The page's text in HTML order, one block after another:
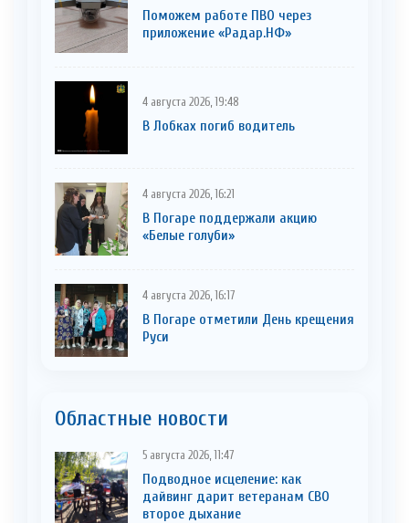
Поможем работе ПВО через
приложение «Радар.НФ»
4 августа 2026, 19:48
В Лобках погиб водитель
4 августа 2026, 16:21
В Погаре поддержали акцию
«Белые голуби»
4 августа 2026, 16:17
В Погаре отметили День крещения
Руси
Областные новости
5 августа 2026, 11:47
Подводное исцеление: как
дайвинг дарит ветеранам СВО
второе дыхание